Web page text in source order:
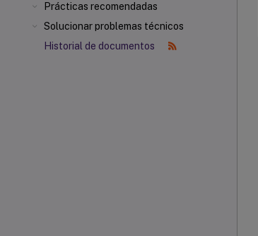
Prácticas recomendadas
Solucionar problemas técnicos
Historial de documentos